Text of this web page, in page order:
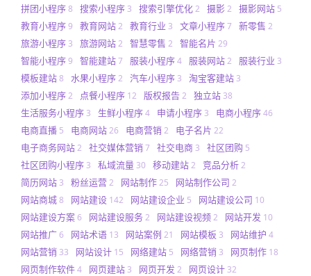
拼团小程序8 搜索小程序 3 搜索引擎优化2 摄影2 摄影网站 5
教育小程序9 教育网站2 教育行业 3 文章小程序7 新零售 2
旅游小程序 3 旅游网站2 智慧零售 2 智能名片 29
智能小程序9 智能建站7 服装小程序4 服装网站2 服装行业 3
模板建站8 水果小程序2 汽车小程序 3 淘宝客建站 3
添加小程序2 点餐小程序 12 版权报告2 独立站 38
生活服务小程序 3 生鲜小程序4 申请小程序 3 电商小程序46
电商直播 5 电商网站26 电商营销 2 电子名片 22
电子商务网站2 社交媒体营销 7 社交电商 3 社区团购 5
社区团购小程序 3 私域流量 30 移动建站2 竞品分析2
简历网站 3 粉丝运营2 网站制作25 网站制作公司 2
网站商城8 网站建设 142 网站建设企业 5 网站建设公司 10
网站建设方案6 网站建设服务2 网站建设视频2 网站开发 10
网站推广6 网站术语 13 网站案例 21 网站模板 3 网站维护 4
网站营销 33 网站设计 15 网络建站 5 网络营销 3 网页制作 18
网页制作软件4 网页建站 3 网页开发 2 网页设计 32